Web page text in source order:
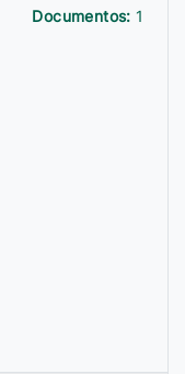
Documentos:1